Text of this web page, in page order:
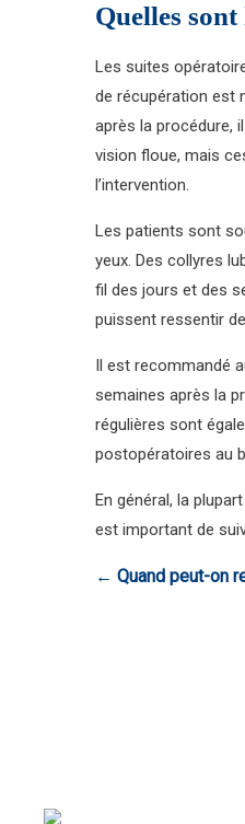
Quelles
Les suites
de récupération est
après la procédure,
vision floue, mais
l’intervention.
Les patients sont
yeux. Des collyres
fil des jours et des
puissent ressentir
Il est recommandé
semaines après la
régulières sont
postopératoires au
En général, la
est important de
← Quand peut-on